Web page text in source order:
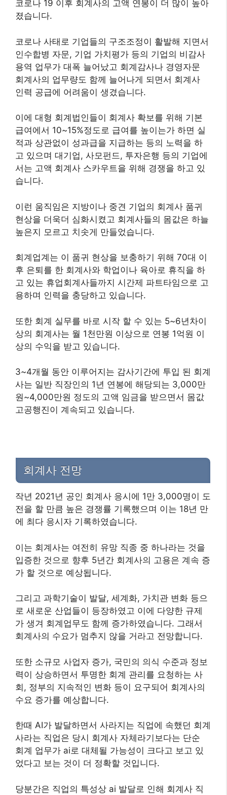
코로나 19 이후 회계사의 고액 연봉이 더 많이 높아
졌습니다.
코로나 사태로 기업들의 구조조정이 활발해 지면서
인수합병 자문, 기업 가치평가 등의 기업의 비감사
용역 업무가 대폭 늘어났고 회계감사나 경영자문
회계사의 업무량도 함께 늘어나게 되면서 회계사
인력 공급에 어려움이 생겼습니다.
이에 대형 회계법인들이 회계사 확보를 위해 기본
급여에서 10~15%정도로 급여를 높이는가 하면 실
적과 상관없이 성과급을 지급하는 등의 노력을 하
고 있으며 대기업, 사모펀드, 투자은행 등의 기업에
서는 고액 회계사 스카우트을 위해 경쟁을 하고 있
습니다.
이런 움직임은 지방이나 중견 기업의 회계사 품귀
현상을 더욱더 심화시켰고 회계사들의 몸값은 하늘
높은지 모르고 치솟게 만들었습니다.
회계업계는 이 품귀 현상을 보충하기 위해 70대 이
후 은퇴를 한 회계사와 학업이나 육아로 휴직을 하
고 있는 휴업회계사들까지 시간제 파트타임으로 고
용하며 인력을 충당하고 있습니다.
또한 회계 실무를 바로 시작 할 수 있는 5~6년차이
상의 회계사는 월 1천만원 이상으로 연봉 1억원 이
상의 수익을 받고 있습니다.
3~4개월 동안 이루어지는 감사기간에 투입 된 회계
사는 일반 직장인의 1년 연봉에 해당되는 3,000만
원~4,000만원 정도의 고액 임금을 받으면서 몸값
고공행진이 계속되고 있습니다.
회계사 전망
작년 2021년 공인 회계사 응시에 1만 3,000명이 도
전을 할 만큼 높은 경쟁률 기록했으며 이는 18년 만
에 최다 응시자 기록하였습니다.
이는 회계사는 여전히 유망 직종 중 하나라는 것을
입증한 것으로 향후 5년간 회계사의 고용은 계속 증
가 할 것으로 예상됩니다.
그리고 과학기술이 발달, 세계화, 가치관 변화 등으
로 새로운 산업들이 등장하였고 이에 다양한 규제
가 생겨 회계업무도 함께 증가하였습니다. 그래서
회계사의 수요가 멈추지 않을 거라고 전망합니다.
또한 소규모 사업자 증가, 국민의 의식 수준과 정보
력이 상승하면서 투명한 회계 관리를 요청하는 사
회, 정부의 지속적인 변화 등이 요구되어 회계사의
수요 증가를 예상합니다.
한때 AI가 발달하면서 사라지는 직업에 속했던 회계
사라는 직업은 당시 회계사 자체라기보다는 단순
회계 업무가 ai로 대체될 가능성이 크다고 보고 있
었다고 보는 것이 더 정확할 것입니다.
당분간은 직업의 특성상 ai 발달로 인해 회계사 직